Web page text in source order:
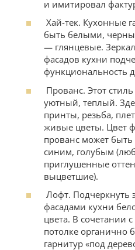
и имитировал
Хай-тек. Кухонные
быть белыми,
— глянцевые.
фасадов кухни
функциональность
Прованс. Этот
уютный, теплый.
принты, резьба,
живые цветы. Цвет
прованс может
синим, голубым
приглушенные
выцветшие).
Лофт. Подчеркнуть
фасадами кухни
цвета. В сочетании
потолке органично
гарнитур «под